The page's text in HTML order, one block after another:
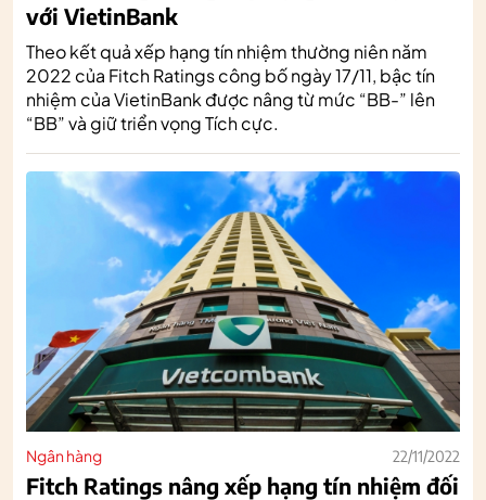
với VietinBank
Theo kết quả xếp hạng tín nhiệm thường niên năm
2022 của Fitch Ratings công bố ngày 17/11, bậc tín
nhiệm của VietinBank được nâng từ mức “BB-” lên
“BB” và giữ triển vọng Tích cực.
Ngân hàng 22/11/2022
Fitch Ratings nâng xếp hạng tín nhiệm đối